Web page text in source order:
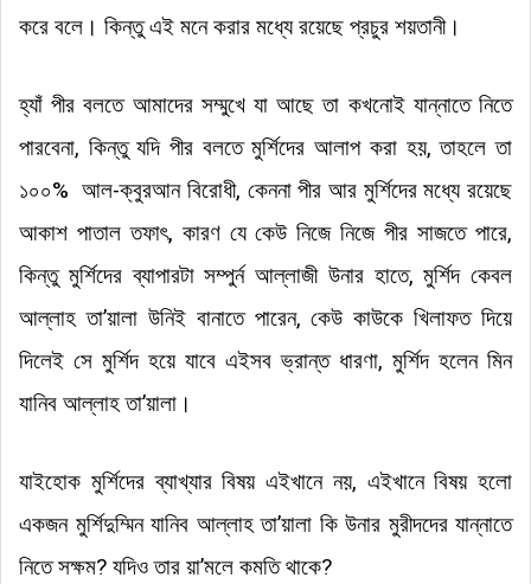
করে বলে । কিন্তু এই মনে করার মধ্যে রয়েছে প্রচুর শয়তানী।
হ্যাঁ পীর বলতে আমাদের সম্মুখে যা আছে তা কখনোই যান্নাতে নিতে
পারবেনা, কিন্তু যদি পীর বলতে মুর্শিদের আলাপ করা হয়, তাহলে তা
১০০% আল-ক্বুরআন বিরোধী, কেননা পীর আর মুর্শিদের মধ্যে রয়েছে
আকাশ পাতাল তফাৎ, কারণ যে কেউ নিজে নিজে পীর সাজতে পারে,
কিন্তু মুর্শিদের ব্যাপারটা সম্পুর্ন আল্লাজী উনার হাতে, মুর্শিদ কেবল
আল্লাহ তা’য়ালা উনিই বানাতে পারেন, কেউ কাউকে খিলাফত দিয়ে
দিলেই সে মুর্শিদ হয়ে যাবে এইসব ভ্রান্ত ধারণা, মুর্শিদ হলেন মিন
যানিব আল্লাহ তা’য়ালা ।
যাইহোক মুর্শিদের ব্যাখ্যার বিষয় এইখানে নয়, এইখানে বিষয় হলো
একজন মুর্শিদুম্মিন যানিব আল্লাহ তা’য়ালা কি উনার মুরীদদের যান্নাতে
নিতে সক্ষম? যদিও তার য়া’মলে কমতি থাকে?